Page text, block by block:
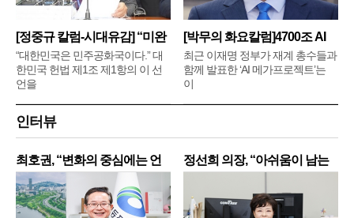
[정중규 칼럼-시대유감] “미완
“대한민국은 민주공화국이다.” 대
한민국 헌법 제1조 제1항의 이 선
언을
[박무의 화요칼럼]4700조 AI
메
최근 이재명 정부가 재계 총수들과
함께 발표한 ‘AI 메가프로젝트’는
이
인터뷰
최호권, “변화의 중심에는 언
제
정선희 의장, “아쉬움이 남는